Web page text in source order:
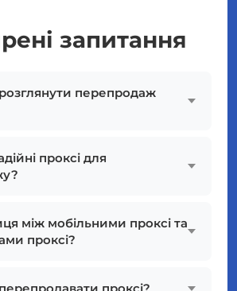
запитання
перепродаж
проксі для
між мобільними проксі та
проксі?